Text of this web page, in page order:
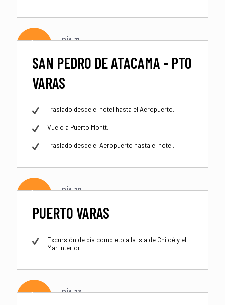
DÍA 11
SAN PEDRO DE ATACAMA - PTO
VARAS
Traslado desde el hotel hasta el Aeropuerto.
Vuelo a Puerto Montt.
Traslado desde el Aeropuerto hasta el hotel.
DÍA 12
PUERTO VARAS
Excursión de día completo a la Isla de Chiloé y el
Mar Interior.
DÍA 13